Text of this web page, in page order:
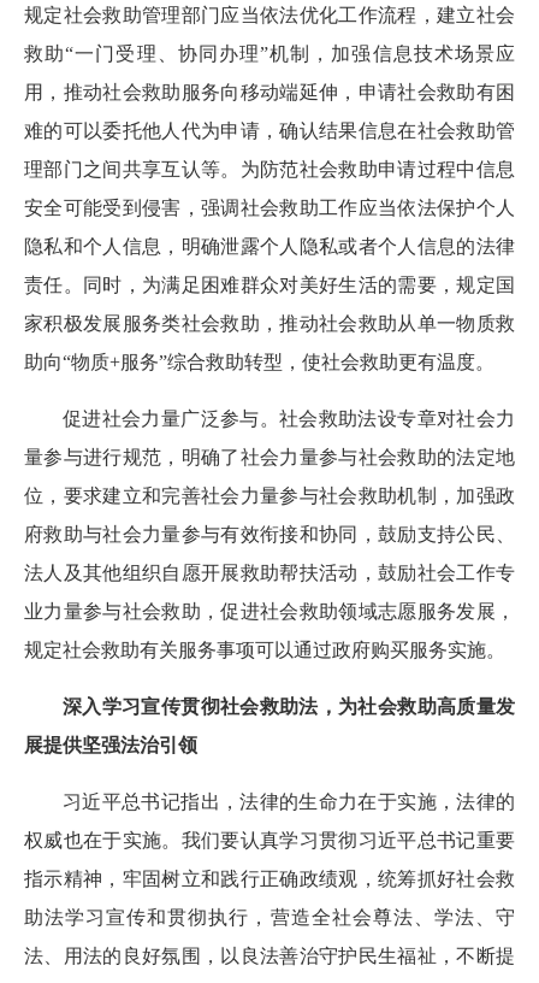
规定社会救助管理部门应当依法优化工作流程，建立社会
救助“一门受理、协同办理”机制，加强信息技术场景应
用，推动社会救助服务向移动端延伸，申请社会救助有困
难的可以委托他人代为申请，确认结果信息在社会救助管
理部门之间共享互认等。为防范社会救助申请过程中信息
安全可能受到侵害，强调社会救助工作应当依法保护个人
隐私和个人信息，明确泄露个人隐私或者个人信息的法律
责任。同时，为满足困难群众对美好生活的需要，规定国
家积极发展服务类社会救助，推动社会救助从单一物质救
助向“物质+服务”综合救助转型，使社会救助更有温度。
促进社会力量广泛参与。社会救助法设专章对社会力
量参与进行规范，明确了社会力量参与社会救助的法定地
位，要求建立和完善社会力量参与社会救助机制，加强政
府救助与社会力量参与有效衔接和协同，鼓励支持公民、
法人及其他组织自愿开展救助帮扶活动，鼓励社会工作专
业力量参与社会救助，促进社会救助领域志愿服务发展，
规定社会救助有关服务事项可以通过政府购买服务实施。
深入学习宣传贯彻社会救助法，为社会救助高质量发
展提供坚强法治引领
习近平总书记指出，法律的生命力在于实施，法律的
权威也在于实施。我们要认真学习贯彻习近平总书记重要
指示精神，牢固树立和践行正确政绩观，统筹抓好社会救
助法学习宣传和贯彻执行，营造全社会尊法、学法、守
法、用法的良好氛围，以良法善治守护民生福祉，不断提